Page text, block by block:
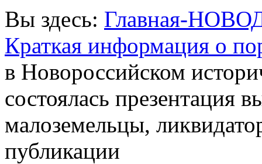
Вы здесь: Главная-
Краткая информация о
в Новороссийском
состоялась
малоземельцы,
публикации